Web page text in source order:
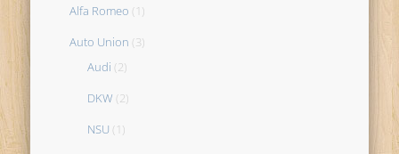
Alfa Romeo (1)
Auto Union (3)
Audi (2)
DKW (2)
NSU (1)